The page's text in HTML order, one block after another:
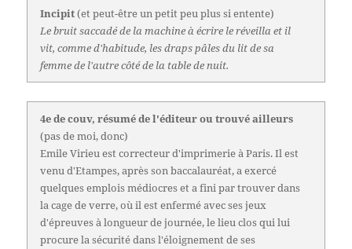
Incipit(et peut-être un petit peu plus si entente)
Le bruit saccadé de la machine à écrire le réveilla et il
vit, comme d'habitude, les draps pâles du lit de sa
femme de l'autre côté de la table de nuit.
4e de couv, résumé de l'éditeur ou trouvé ailleurs
(pas de moi, donc)
Emile Virieu est correcteur d'imprimerie à Paris. Il est
venu d'Etampes, après son baccalauréat, a exercé
quelques emplois médiocres et a fini par trouver dans
la cage de verre, où il est enfermé avec ses jeux
d'épreuves à longueur de journée, le lieu clos qui lui
procure la sécurité dans l'éloignement de ses